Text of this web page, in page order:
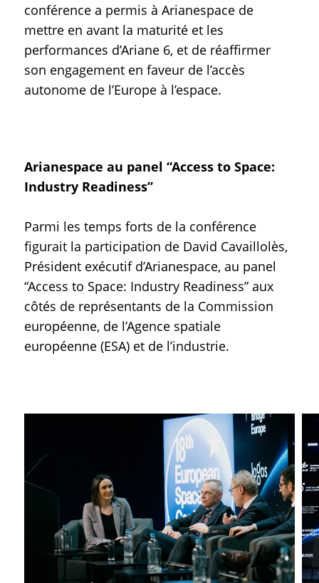
conférence a permis à Arianespace de
mettre en avant la maturité et les
performances d’Ariane 6, et de réaffirmer
son engagement en faveur de l’accès
autonome de l’Europe à l’espace.
Arianespace au panel “Access to Space:
Industry Readiness”
Parmi les temps forts de la conférence
figurait la participation de David Cavaillolès,
Président exécutif d’Arianespace, au panel
“Access to Space: Industry Readiness” aux
côtés de représentants de la Commission
européenne, de l’Agence spatiale
européenne (ESA) et de l’industrie.